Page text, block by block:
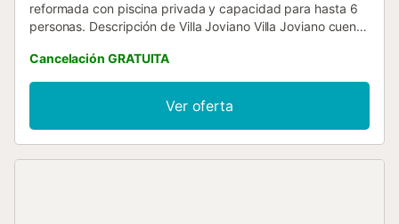
reformada con piscina privada y capacidad para hasta 6
personas. Descripción de Villa Joviano Villa Joviano cuenta
zona de la piscina. Hay dos dormitorios con dos camas
singles y el tercero tiene cama de matrimonio y baño en
suite. Un amplio salón con cómodos sofás y gran Smart TV
con canales internacionales. La cocina está
completamente equipada con placa de inducción y
Cancelación GRATUITA
Ver oferta